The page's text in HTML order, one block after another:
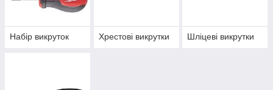
Набір викруток Хрестові викрутки Шліцеві викрутки